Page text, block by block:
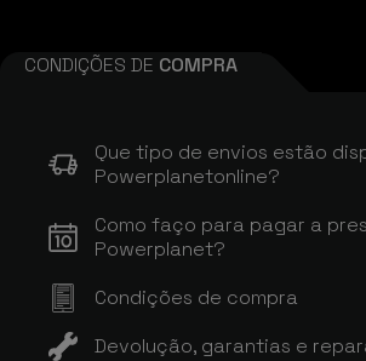
CONDIÇÕES DE COMPRA
Que tipo de envios estão
Powerplanetonline?
Como faço para pagar a
Powerplanet?
Condições de compra
Devolução, garantias e